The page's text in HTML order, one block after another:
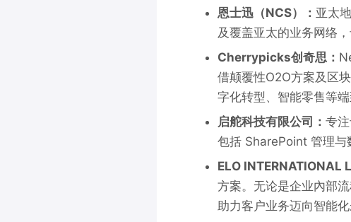
恩士迅（NCS）： 亚太
及覆盖亚太的业务网络
Cherrypicks创奇思：
借颠覆性O2O方案及区
字化转型、智能零售等端
启舵科技有限公司： 专
包括 SharePoint 管理与
ELO INTERNATIONAL
方案。无论是企业內部
助力客户业务迈向智能化